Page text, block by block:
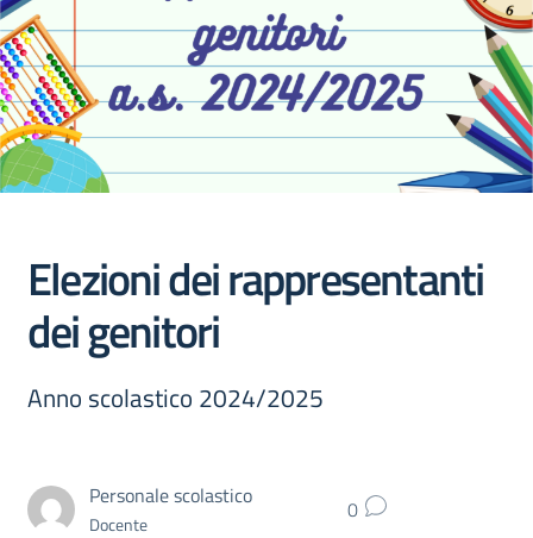
Elezioni dei rappresentanti
dei genitori
Anno scolastico 2024/2025
Personale scolastico
Docente 0